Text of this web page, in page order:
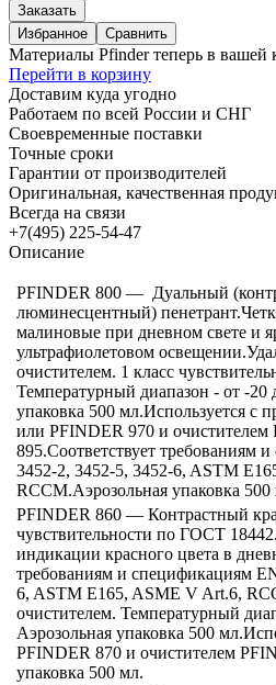
Заказать
Избранное
Сравнить
Материалы Pfinder теперь в вашей
Перейти в корзину
Доставим куда угодно
Работаем по всей России и СНГ
Своевременные поставки
Точные сроки
Гарантии от производителей
Оригинальная, качественная
Всегда на связи
+7(495) 225-54-47
Описание
PFINDER 800 — Дуальный
люминесцентный)
малиновые при дневном свете и
ультрафиолетовом
очистителем. 1 класс
Температурный диапазон - от -20
упаковка 500 мл.Используется с
или PFINDER 970 и очистителем
895.Соответствует требованиям
3452-2, 3452-5, 3452-6, ASTM
RCCM.Аэрозольная упаковка 500
PFINDER 860 — Контрастный
чувствительности по ГОСТ
индикации красного цвета в
требованиям и спецификациям
6, ASTM E165, ASME V Art.6,
очистителем. Температурный
Аэрозольная упаковка 500
PFINDER 870 и очистителем
упаковка 500 мл.